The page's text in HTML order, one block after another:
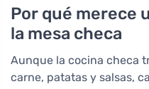
Por qué merece
la mesa checa
Aunque la cocina checa
carne, patatas y salsas,